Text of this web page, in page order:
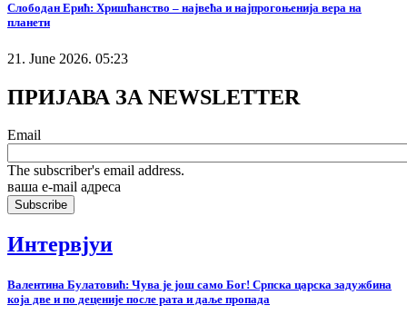
Слободан Ерић: Хришћанство – највећа и најпрогоњенија вера на
планети
21. June 2026. 05:23
ПРИЈАВА ЗА NEWSLETTER
Email
The subscriber's email address.
ваша е-mail адреса
Интервјуи
Валентина Булатовић: Чува је још само Бог! Српска царска задужбина
која две и по деценије после рата и даље пропада